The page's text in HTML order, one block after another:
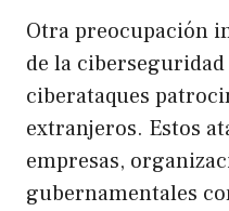
Otra preocupación
de la
ciberataques
extranjeros. Estos
empresas,
gubernamentales